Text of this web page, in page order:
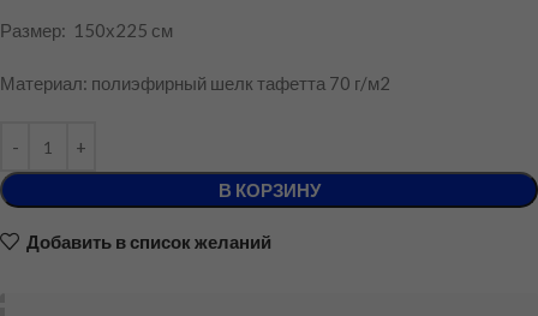
Размер: 150х225 см
Материал: полиэфирный шелк тафетта 70 г/м2
В КОРЗИНУ
Добавить в список желаний